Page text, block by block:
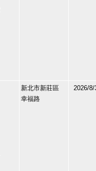
新北市新莊區
幸福路
2026/8/